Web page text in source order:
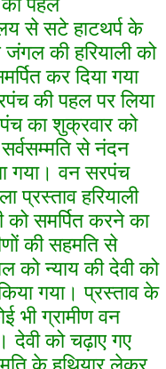
पहल
से सटे हाटथर्प के
जंगल की हरियाली को
कर दिया गया
की पहल पर लिया
का शुक्रवार को
से नंदन
गया। वन सरपंच
प्रस्ताव हरियाली
समर्पित करने का
की सहमति से
को न्याय की देवी को
गया। प्रस्ताव के
भी ग्रामीण वन
देवी को चढ़ाए गए